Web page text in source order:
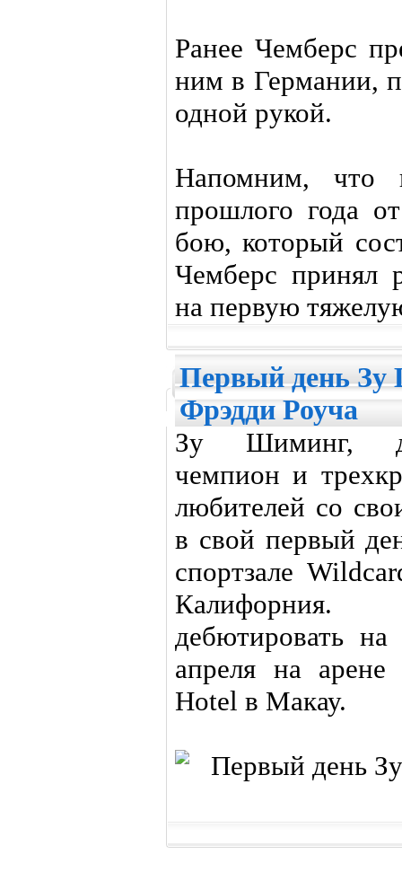
Ранее Чемберс
ним в Германии,
одной рукой.
Напомним, что
прошлого года
бою, который
Чемберс принял
на первую
Первый день Зу
Фрэдди Роуча
Зу Шиминг,
чемпион и
любителей со
в свой первый
спортзале
дебютировать
апреля на
Hotel в Макау.